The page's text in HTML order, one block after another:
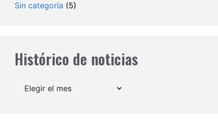
Sin categoría (5)
Histórico de noticias
Archivos